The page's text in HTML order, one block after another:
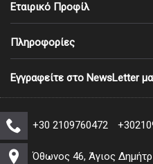
Εταιρικό Προφίλ
Πληροφορίες
Εγγραφείτε στο NewsLetter
+30 2109760472
Όθωνος 46, Άγιος